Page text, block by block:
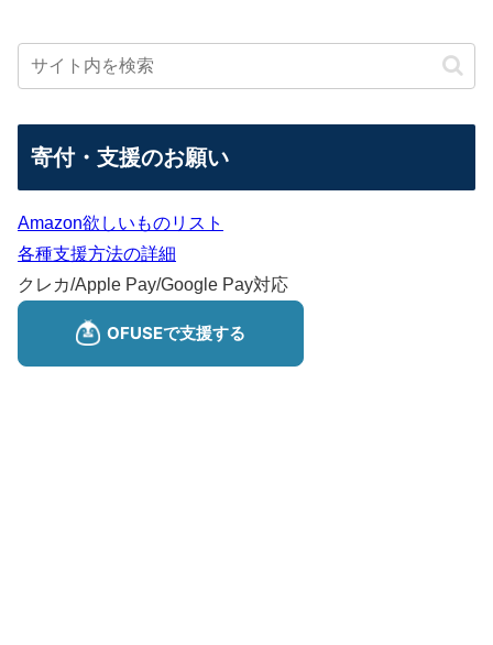
寄付・支援のお願い
Amazon欲しいものリスト
各種支援方法の詳細
クレカ/Apple Pay/Google Pay対応